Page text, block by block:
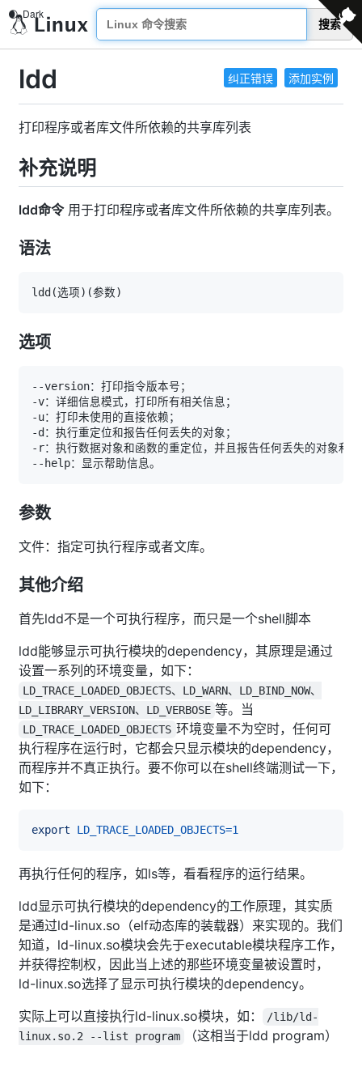
搜索
纠正错误 添加实例
ldd
打印程序或者库文件所依赖的共享库列表
补充说明
ldd命令用于打印程序或者库文件所依赖的共享库列表。
语法
ldd (选项) (参数)
选项
参数
文件：指定可执行程序或者文库。
其他介绍
首先ldd不是一个可执行程序，而只是一个shell脚本
ldd能够显示可执行模块的dependency，其原理是通过
设置一系列的环境变量，如下：
LD_TRACE_LOADED_OBJECTS、LD_WARN、LD_BIND_NOW、
LD_LIBRARY_VERSION、LD_VERBOSE 等。当
LD_TRACE_LOADED_OBJECTS 环境变量不为空时，任何可
执行程序在运行时，它都会只显示模块的dependency，
而程序并不真正执行。要不你可以在shell终端测试一下，
如下：
export LD_TRACE_LOADED_OBJECTS=1
再执行任何的程序，如ls等，看看程序的运行结果。
ldd显示可执行模块的dependency的工作原理，其实质
是通过ld-linux.so（elf动态库的装载器）来实现的。我们
知道，ld-linux.so模块会先于executable模块程序工作，
并获得控制权，因此当上述的那些环境变量被设置时，
ld-linux.so选择了显示可执行模块的dependency。
实际上可以直接执行ld-linux.so模块，如：
/lib/ld-
linux.so.2 --list program
（这相当于ldd program）